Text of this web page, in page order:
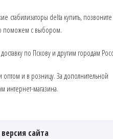
стабилизаторы delta купить,
поможем с выбором.
по Пскову и другим городам
оптом и в розницу. За дополнительной
магазина.
сайта